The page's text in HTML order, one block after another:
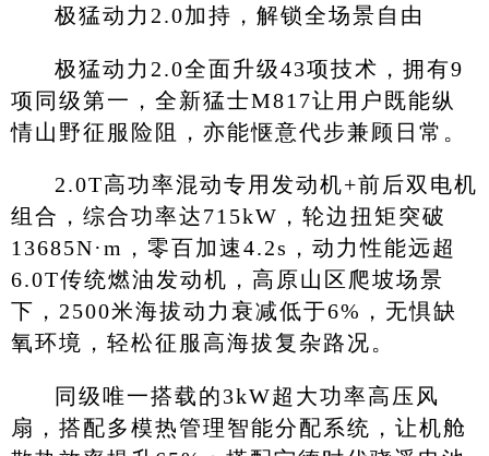
极猛动力2.0加持，解锁全场景自由
极猛动力2.0全面升级43项技术，拥有9
项同级第一，全新猛士M817让用户既能纵
情山野征服险阻，亦能惬意代步兼顾日常。
2.0T高功率混动专用发动机+前后双电机
组合，综合功率达715kW，轮边扭矩突破
13685N·m，零百加速4.2s，动力性能远超
6.0T传统燃油发动机，高原山区爬坡场景
下，2500米海拔动力衰减低于6%，无惧缺
氧环境，轻松征服高海拔复杂路况。
同级唯一搭载的3kW超大功率高压风
扇，搭配多模热管理智能分配系统，让机舱